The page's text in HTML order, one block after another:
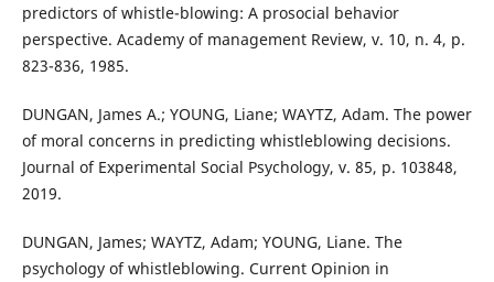
predictors of whistle-blowing: A prosocial behavior
perspective. Academy of management Review, v. 10, n. 4, p.
823-836, 1985.
DUNGAN, James A.; YOUNG, Liane; WAYTZ, Adam. The power
of moral concerns in predicting whistleblowing decisions.
Journal of Experimental Social Psychology, v. 85, p. 103848,
2019.
DUNGAN, James; WAYTZ, Adam; YOUNG, Liane. The
psychology of whistleblowing. Current Opinion in